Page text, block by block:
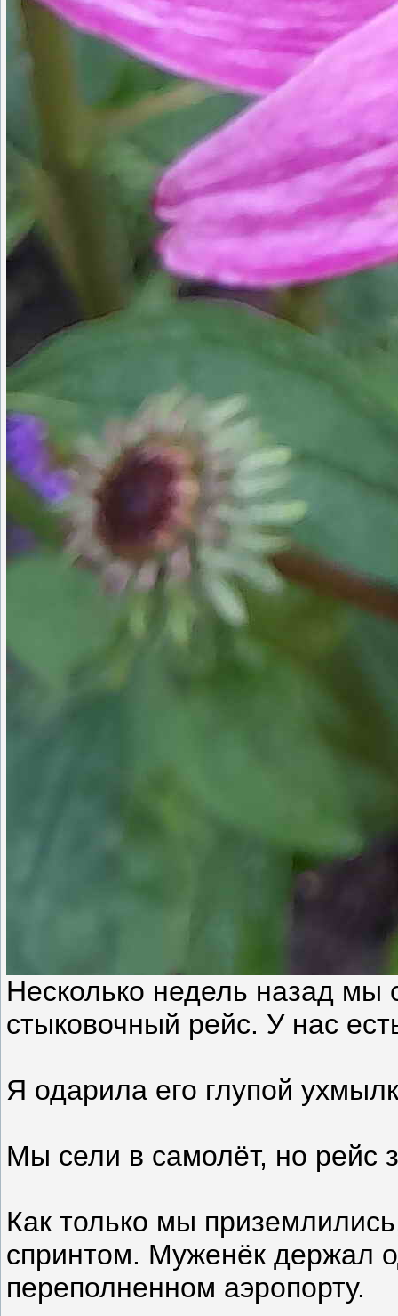
Несколько недель назад мы
стыковочный рейс. У нас
Я одарила его глупой
Мы сели в самолёт, но рейс
Как только мы
спринтом. Муженёк держал
переполненном аэропорту.